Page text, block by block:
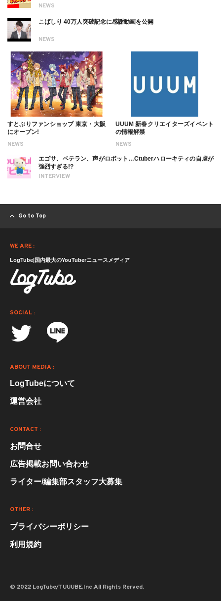
NEWS
NEWS
こばしり 40万人突破記念に感謝動画を公開
NEWS
すとぷりファンショップ 東京・大阪
にオープン!
NEWS
UUUM 新春クリエイターズイベント
の情報解禁
INTERVIEW
エゴサ、ベテラン、声がロボット…Ctuberハローキティの自虐が
強烈すぎる!?
Go to Top
WE ARE :
LogTube|国内最大のYouTuberニュースメディア
SOCIAL :
ABOUT MEDIA :
LogTubeについて
運営会社
CONTACT :
お問合せ
広告掲載お問い合わせ
ライター/編集部スタッフ大募集
OTHER :
プライバシーポリシー
利用規約
© 2022 LogTube/TUUUBE,Inc.All Rights Rerved.